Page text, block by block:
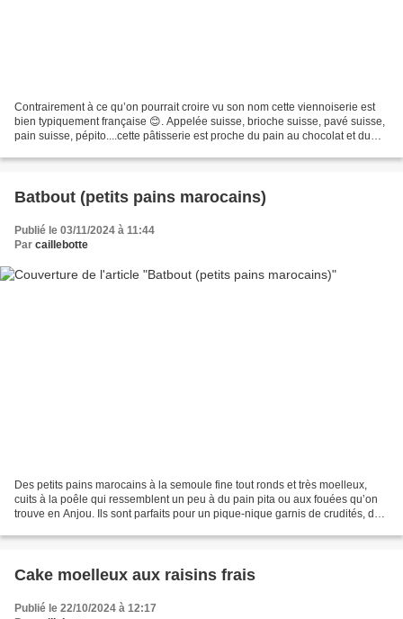
Contrairement à ce qu’on pourrait croire vu son nom cette viennoiserie est
bien typiquement française 😊. Appelée suisse, brioche suisse, pavé suisse,
pain suisse, pépito....cette pâtisserie est proche du pain au chocolat et du
Batbout (petits pains marocains)
Publié le 03/11/2024 à 11:44
Par caillebotte
Des petits pains marocains à la semoule fine tout ronds et très moelleux,
cuits à la poêle qui ressemblent un peu à du pain pita ou aux fouées qu’on
trouve en Anjou. Ils sont parfaits pour un pique-nique garnis de crudités, de
Cake moelleux aux raisins frais
Publié le 22/10/2024 à 12:17